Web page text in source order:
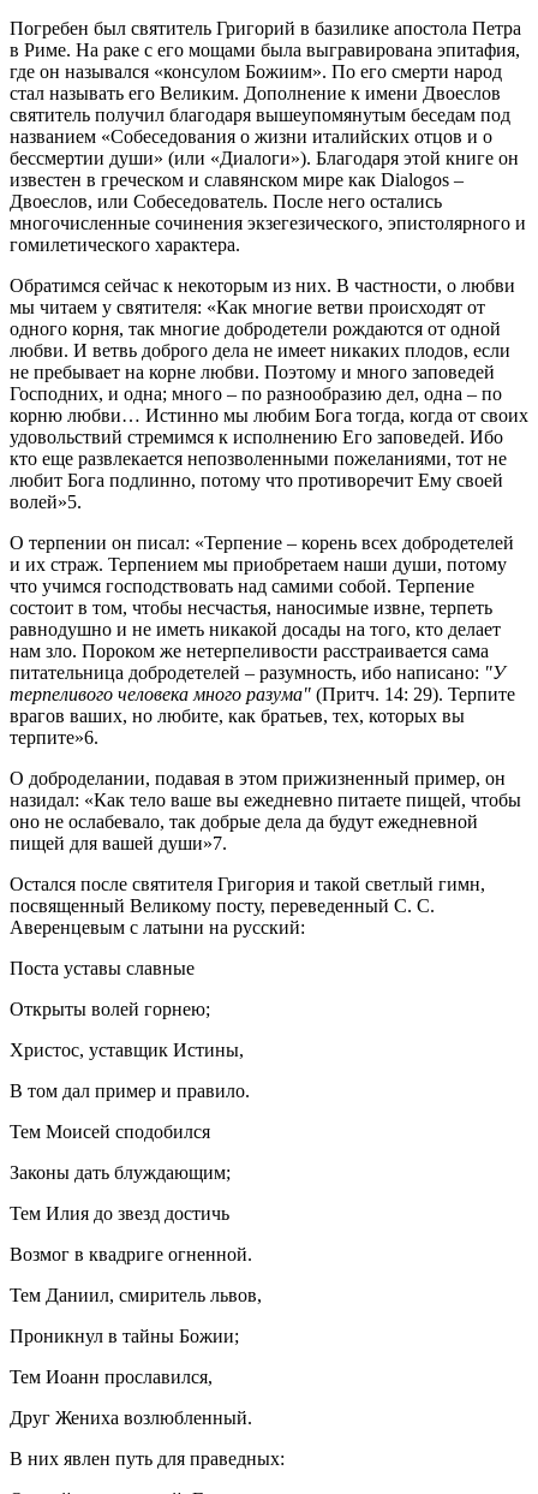
Погребен был святитель Григорий в базилике апостола Петра
в Риме. На раке с его мощами была выгравирована эпитафия,
где он назывался «консулом Божиим». По его смерти народ
стал называть его Великим. Дополнение к имени Двоеслов
святитель получил благодаря вышеупомянутым беседам под
названием «Собеседования о жизни италийских отцов и о
бессмертии души» (или «Диалоги»). Благодаря этой книге он
известен в греческом и славянском мире как Dialogos –
Двоеслов, или Собеседователь. После него остались
многочисленные сочинения экзегезического, эпистолярного и
гомилетического характера.
Обратимся сейчас к некоторым из них. В частности, о любви
мы читаем у святителя: «Как многие ветви происходят от
одного корня, так многие добродетели рождаются от одной
любви. И ветвь доброго дела не имеет никаких плодов, если
не пребывает на корне любви. Поэтому и много заповедей
Господних, и одна; много – по разнообразию дел, одна – по
корню любви… Истинно мы любим Бога тогда, когда от своих
удовольствий стремимся к исполнению Его заповедей. Ибо
кто еще развлекается непозволенными пожеланиями, тот не
любит Бога подлинно, потому что противоречит Ему своей
волей»5.
О терпении он писал: «Терпение – корень всех добродетелей
и их страж. Терпением мы приобретаем наши души, потому
что учимся господствовать над самими собой. Терпение
состоит в том, чтобы несчастья, наносимые извне, терпеть
равнодушно и не иметь никакой досады на того, кто делает
нам зло. Пороком же нетерпеливости расстраивается сама
питательница добродетелей – разумность, ибо написано: "У
терпеливого человека много разума" (Притч. 14: 29). Терпите
врагов ваших, но любите, как братьев, тех, которых вы
терпите»6.
О доброделании, подавая в этом прижизненный пример, он
назидал: «Как тело ваше вы ежедневно питаете пищей, чтобы
оно не ослабевало, так добрые дела да будут ежедневной
пищей для вашей души»7.
Остался после святителя Григория и такой светлый гимн,
посвященный Великому посту, переведенный С. С.
Аверенцевым с латыни на русский:
Поста уставы славные
Открыты волей горнею;
Христос, уставщик Истины,
В том дал пример и правило.
Тем Моисей сподобился
Законы дать блуждающим;
Тем Илия до звезд достичь
Возмог в квадриге огненной.
Тем Даниил, смиритель львов,
Проникнул в тайны Божии;
Тем Иоанн прославился,
Друг Жениха возлюбленный.
В них явлен путь для праведных: